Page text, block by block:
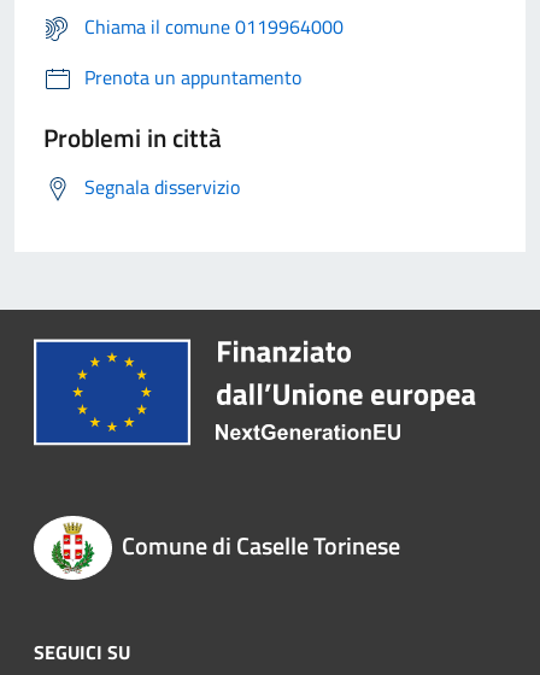
Chiama il comune 0119964000
Prenota un appuntamento
Problemi in città
Segnala disservizio
Comune di Caselle Torinese
SEGUICI SU